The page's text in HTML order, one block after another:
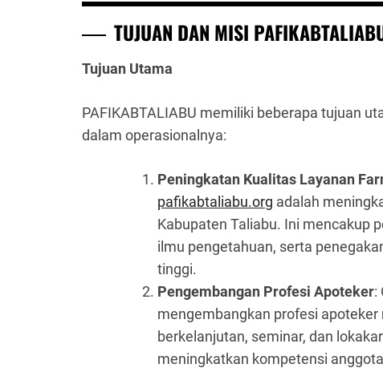
TUJUAN DAN MISI
Tujuan Utama
PAFIKABTALIABU memiliki beberapa tujuan
dalam operasionalnya:
Peningkatan Kualitas Layanan
pafikabtaliabu.org adalah
Kabupaten Taliabu. Ini mencakup
ilmu pengetahuan, serta
tinggi.
Pengembangan Profesi Apoteker:
mengembangkan profesi
berkelanjutan, seminar, dan
meningkatkan kompetensi